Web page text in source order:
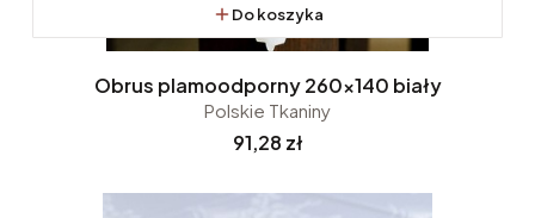
Do koszyka
Obrus plamoodporny 260x140 biały
Polskie Tkaniny
Cena
91,28 zł